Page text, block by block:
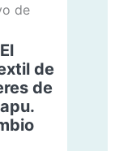
de
de
de